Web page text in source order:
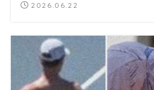
2026.06.22